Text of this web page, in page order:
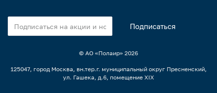
© АО «Полаир» 2026
125047, город Москва, вн.тер.г. муниципальный округ Пресненский,
ул. Гашека, д.6, помещение XIX